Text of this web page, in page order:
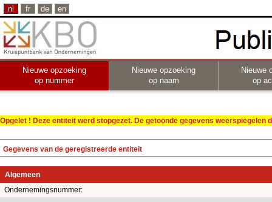
nl fr de en
Nieuwe opzoeking
op nummer
Nieuwe opzoeking
op naam
Nieuwe
op
Opgelet ! Deze entiteit werd stopgezet. De getoonde gegevens
Gegevens van de geregistreerde entiteit
Algemeen
Ondernemingsnummer: